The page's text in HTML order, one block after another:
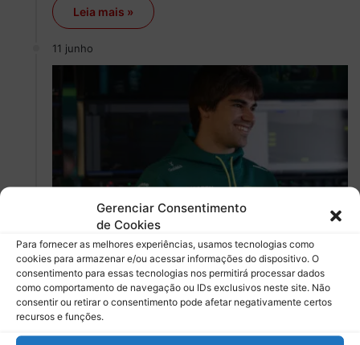
Gerenciar Consentimento
de Cookies
Para fornecer as melhores experiências, usamos tecnologias como
cookies para armazenar e/ou acessar informações do dispositivo. O
consentimento para essas tecnologias nos permitirá processar dados
como comportamento de navegação ou IDs exclusivos neste site. Não
consentir ou retirar o consentimento pode afetar negativamente certos
recursos e funções.
Leia mais »
11 junho
Fórmula 1
Debora Almeida 0
Após passar por procedimento
médico, Lance Stroll está
confirmado para o GP do Canadá